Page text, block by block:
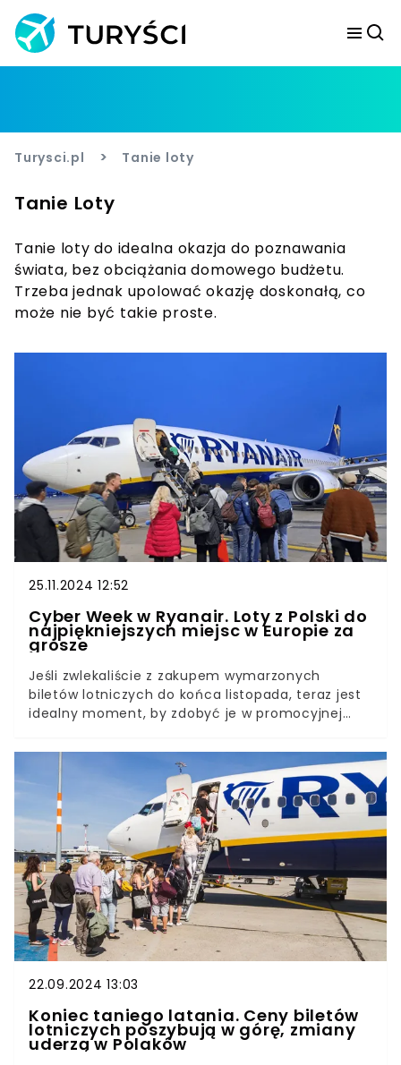
Turysci.pl > Tanie loty
Tanie Loty
Tanie loty do idealna okazja do poznawania
świata, bez obciążania domowego budżetu.
Trzeba jednak upolować okazję doskonałą, co
może nie być takie proste.
25.11.2024 12:52
Cyber Week w Ryanair. Loty z Polski do
najpiękniejszych miejsc w Europie za
grosze
Jeśli zwlekaliście z zakupem wymarzonych
biletów lotniczych do końca listopada, teraz jest
idealny moment, by zdobyć je w promocyjnej
Cyberponiedziałku także branża turystyczna
przygotowała wyjątkowe oferty. Ryanair zaprasza
na największą wyprzedaż w roku — to doskonała
okazja, by zaplanować podróże na święta,
sylwestra, walentynki lub ferie zimowe.
22.09.2024 13:03
Koniec taniego latania. Ceny biletów
lotniczych poszybują w górę, zmiany
uderzą w Polaków